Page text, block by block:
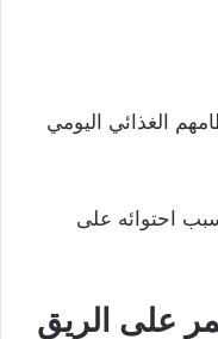
الغذائي اليومي
احتوائه على
على الريق